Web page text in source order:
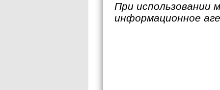
При использовании
информационное